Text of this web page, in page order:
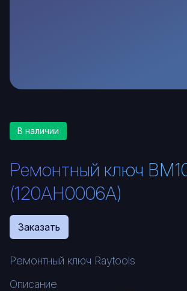
В наличии
Ремонтный ключ
(120AH0006A)
Заказать
Ремонтный ключ Raytools
Описание